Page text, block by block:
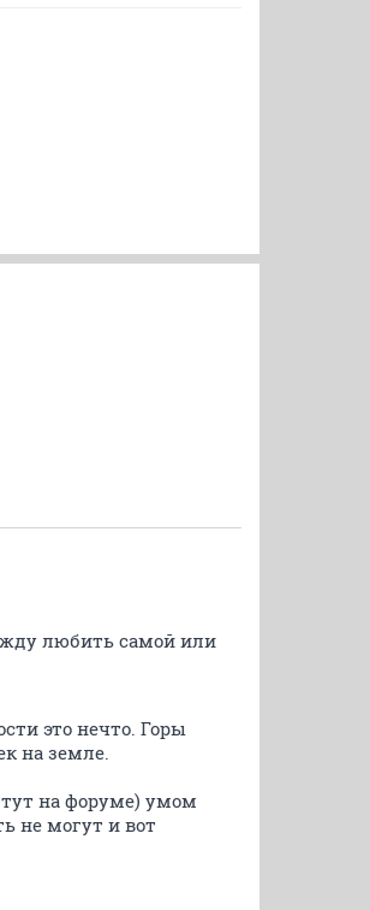
любить самой или
это нечто. Горы
на земле.
на форуме) умом
не могут и вот